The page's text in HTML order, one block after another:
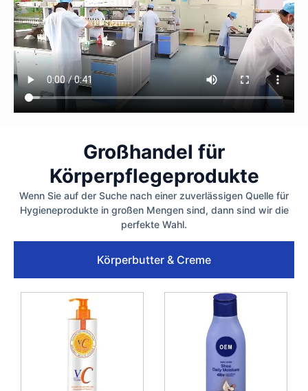
Großhandel für
Körperpflegeprodukte
Wenn Sie auf der Suche nach einer zuverlässigen Quelle für
Hygieneprodukte in großen Mengen sind, dann sind wir die
perfekte Wahl.
Körperbutter & Creme